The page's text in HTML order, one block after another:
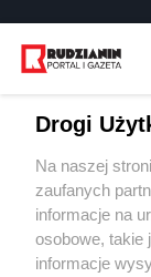
Wydawca
Drogi
Na naszej
zaufanych
informacje na
osobowe, takie
informacje